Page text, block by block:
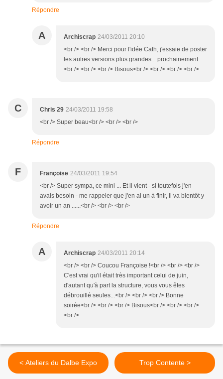
Répondre
A Archiscrap 24/03/2011 20:10
<br /> <br /> Merci pour l'idée Cath, j'essaie de poster
les autres versions plus grandes... prochainement.
<br /> <br /> <br /> Bisous<br /> <br /> <br /> <br />
C Chris 29 24/03/2011 19:58
<br /> Super beau<br /> <br /> <br />
Répondre
F Françoise 24/03/2011 19:54
<br /> Super sympa, ce mini ... Et il vient - si toutefois j'en
avais besoin - me rappeler que j'en ai un à finir, il va bientôt y
avoir un an ......<br /> <br /> <br />
Répondre
A Archiscrap 24/03/2011 20:14
<br /> <br /> Coucou Françoise !<br /> <br /> <br />
C'est vrai qu'il était très important celui de juin,
d'autant qu'à part la structure, vous vous êtes
débrouillé seules...<br /> <br /> <br /> Bonne
soirée<br /> <br /> <br /> Bisous<br /> <br /> <br />
<br />
< Ateliers du Dalbe Expo Trop Contente >